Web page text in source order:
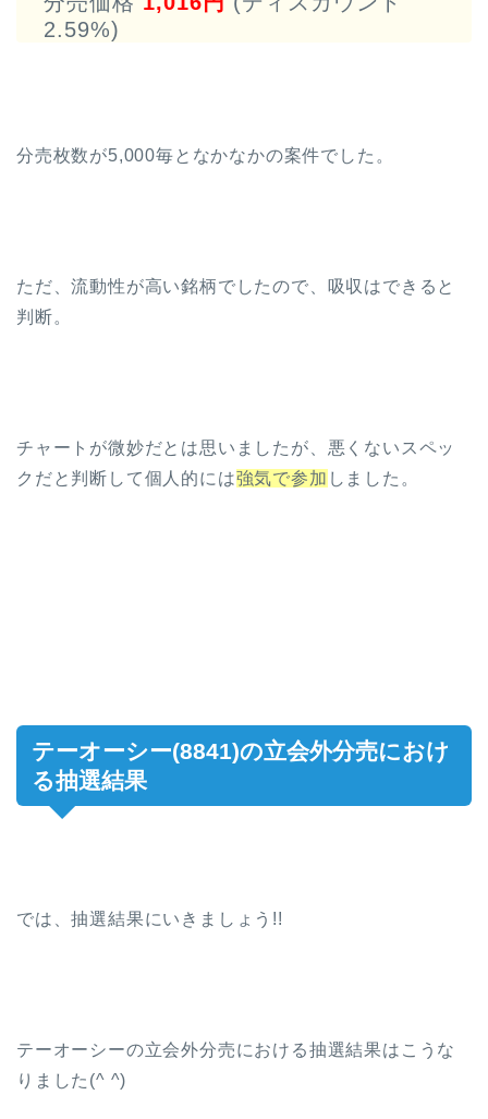
2.59%)
分売枚数が5,000毎となかなかの案件でした。
ただ、流動性が高い銘柄でしたので、吸収はできると
判断。
チャートが微妙だとは思いましたが、悪くないスペッ
クだと判断して個人的には強気で参加 しました。
テーオーシー(8841)の立会外分売におけ
る抽選結果
では、抽選結果にいきましょう!!
テーオーシーの立会外分売における抽選結果はこうな
りました(^ ^)